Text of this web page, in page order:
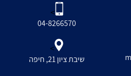
>
04-8266570
>
שיבת ציון 21, חיפה